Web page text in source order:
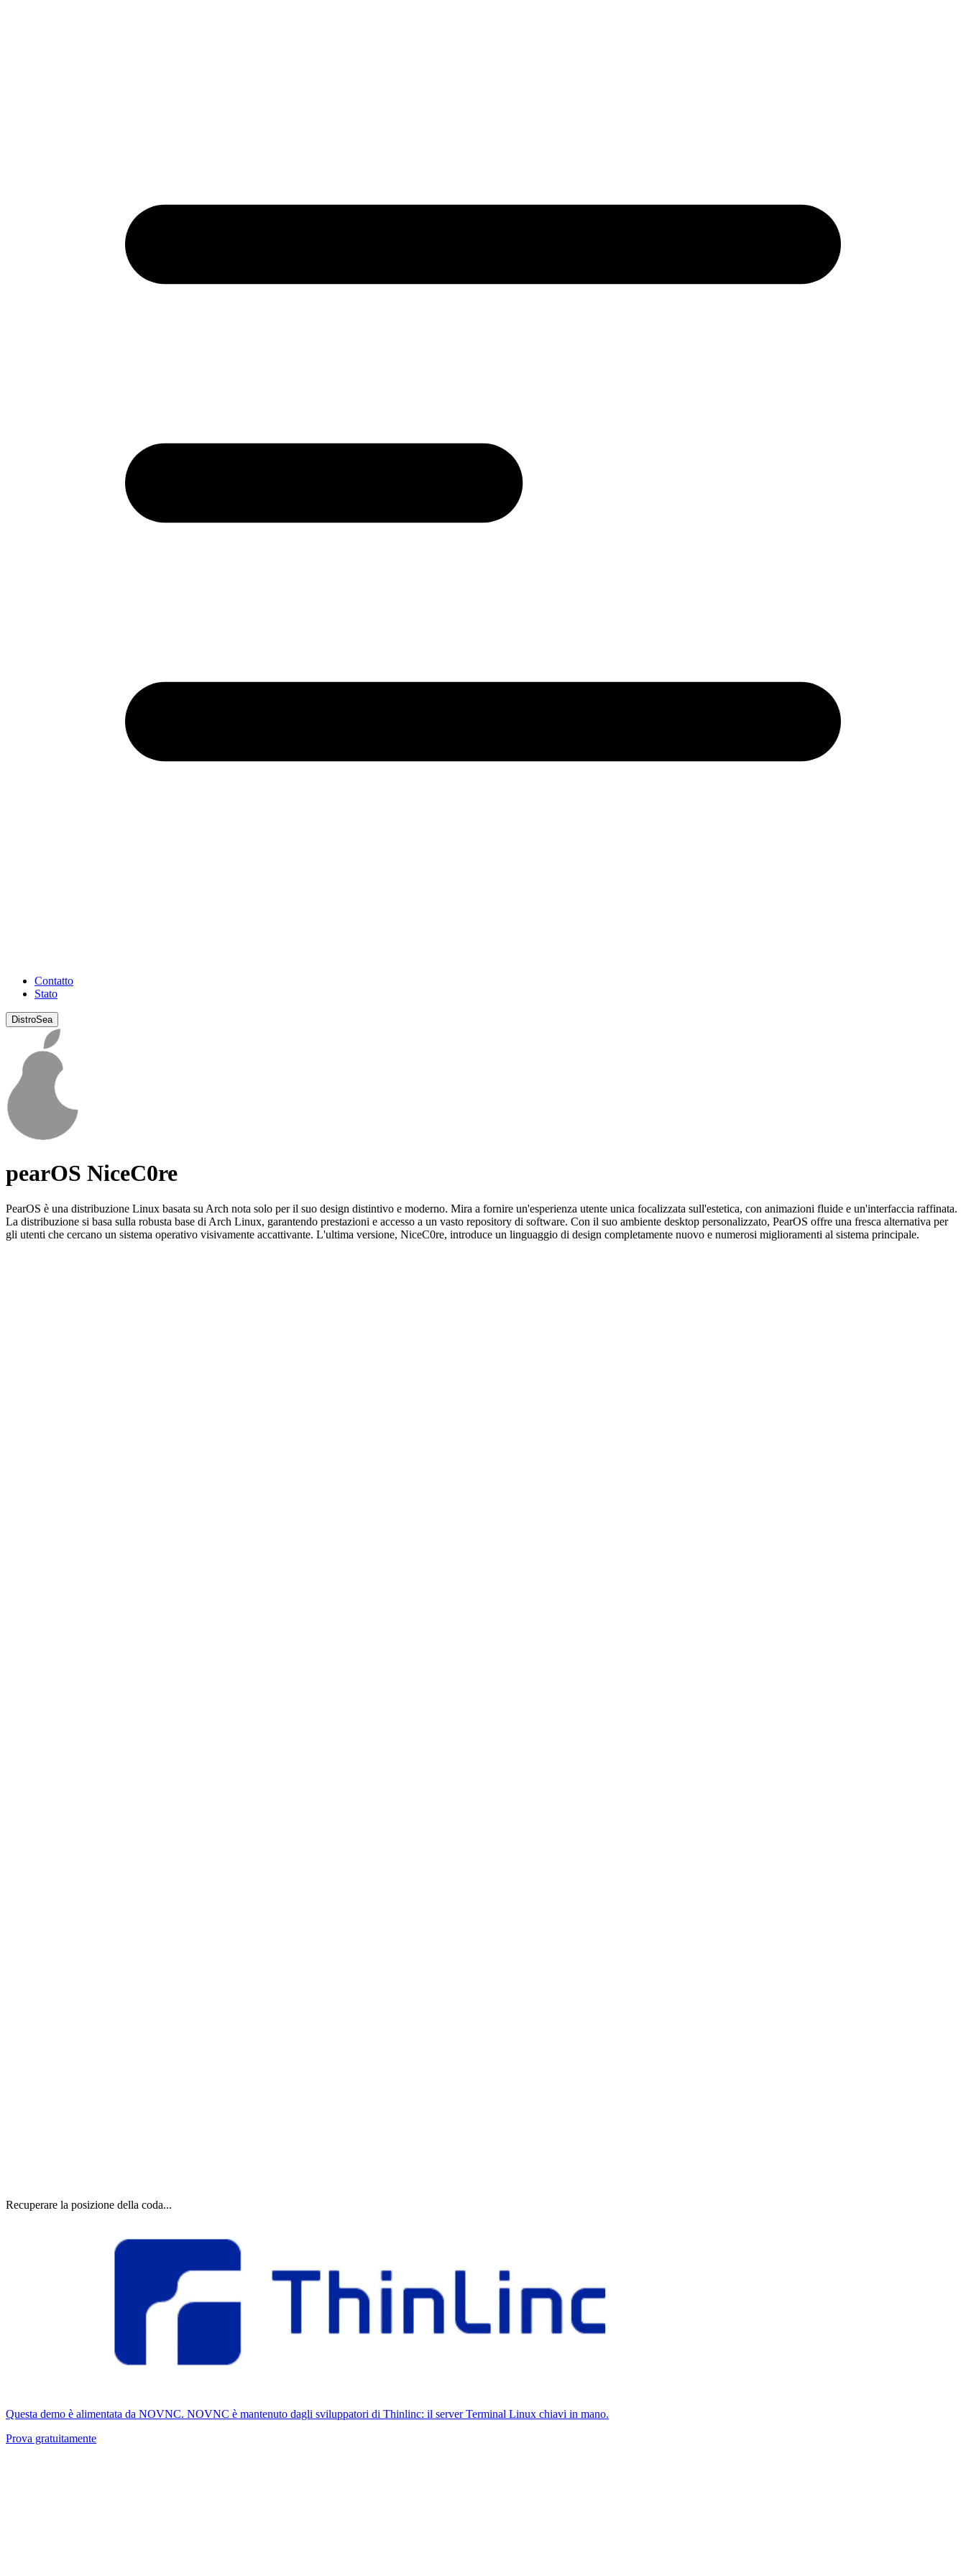
Contatto
Stato
DistroSea
pearOS NiceC0re
PearOS è una distribuzione Linux basata su Arch nota solo per il suo design distintivo e moderno. Mira a fornire un'esperienza utente unica focalizzata sull'estetica, con animazioni fluide e un'interfaccia raffinata.
La distribuzione si basa sulla robusta base di Arch Linux, garantendo prestazioni e accesso a un vasto repository di software. Con il suo ambiente desktop personalizzato, PearOS offre una fresca alternativa per
gli utenti che cercano un sistema operativo visivamente accattivante. L'ultima versione, NiceC0re, introduce un linguaggio di design completamente nuovo e numerosi miglioramenti al sistema principale.
Recuperare la posizione della coda...
Questa demo è alimentata da NOVNC. NOVNC è mantenuto dagli sviluppatori di Thinlinc: il server Terminal Linux chiavi in ​​mano.
Prova gratuitamente